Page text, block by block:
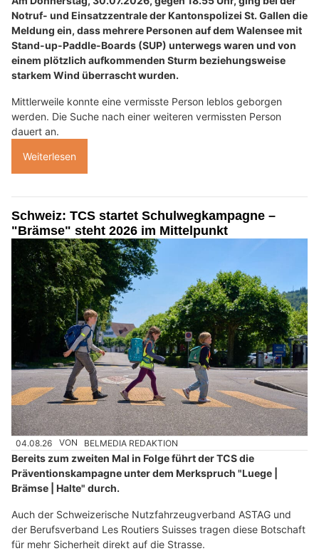
Notruf- und Einsatzzentrale der Kantonspolizei St. Gallen die
Meldung ein, dass mehrere Personen auf dem Walensee mit
Stand-up-Paddle-Boards (SUP) unterwegs waren und von
einem plötzlich aufkommenden Sturm beziehungsweise
starkem Wind überrascht wurden.
Mittlerweile konnte eine vermisste Person leblos geborgen
werden. Die Suche nach einer weiteren vermissten Person
dauert an.
Weiterlesen
Schweiz: TCS startet Schulwegkampagne –
"Brämse" steht 2026 im Mittelpunkt
04.08.26 VON BELMEDIA REDAKTION
Bereits zum zweiten Mal in Folge führt der TCS die
Präventionskampagne unter dem Merkspruch "Luege |
Brämse | Halte" durch.
Auch der Schweizerische Nutzfahrzeugverband ASTAG und
der Berufsverband Les Routiers Suisses tragen diese Botschaft
für mehr Sicherheit direkt auf die Strasse.